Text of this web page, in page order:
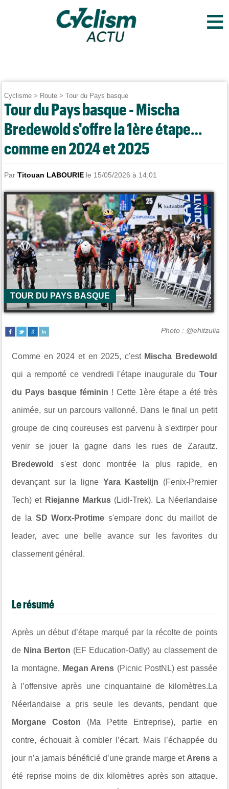
≡
Cyclisme > Route >Tour du Pays basque
Tour du Pays basque - Mischa
Bredewold s'offre la 1ère étape…
comme en 2024 et 2025
ParTitouan LABOURIE le 15/05/2026 à 14:01
TOUR DU PAYS BASQUE
Photo : @ehitzulia
Comme en 2024 et en 2025, c'est Mischa Bredewold
qui a remporté ce vendredi l'étape inaugurale du Tour
du Pays basque féminin ! Cette 1ère étape a été très
animée, sur un parcours vallonné. Dans le final un petit
groupe de cinq coureuses est parvenu à s'extirper pour
venir se jouer la gagne dans les rues de Zarautz.
Bredewold s'est donc montrée la plus rapide, en
devançant sur la ligne Yara Kastelijn (Fenix-Premier
Tech) et Riejanne Markus(Lidl-Trek). La Néerlandaise
de la SD Worx-Protime s'empare donc du maillot de
leader, avec une belle avance sur les favorites du
classement général.
Le résumé
Après un début d’étape marqué par la récolte de points
de Nina Berton (EF Education-Oatly) au classement de
la montagne, Megan Arens (Picnic PostNL) est passée
à l’offensive après une cinquantaine de kilomètres.La
Néerlandaise a pris seule les devants, pendant que
Morgane Coston (Ma Petite Entreprise), partie en
contre, échouait à combler l’écart. Mais l’échappée du
jour n’a jamais bénéficié d’une grande marge et Arens a
été reprise moins de dix kilomètres après son attaque.